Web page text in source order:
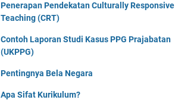
Penerapan Pendekatan Culturally Responsive
Teaching (CRT)
Contoh Laporan Studi Kasus PPG Prajabatan
(UKPPG)
Pentingnya Bela Negara
Apa Sifat Kurikulum?